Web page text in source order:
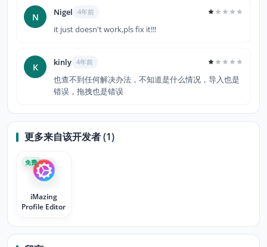
N Nigel 4年前
it just doesn't work,pls fix it!!!
K kinly 4年前
也查不到任何解决办法，不知道是什么情况，导入也是
错误，拖拽也是错误
更多来自该开发者 (1)
iMazing
Profile Editor
免费